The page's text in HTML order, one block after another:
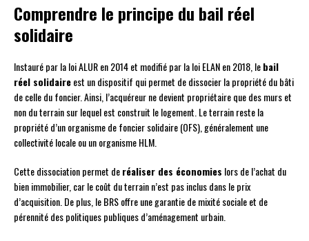
Comprendre le principe du bail réel
solidaire
Instauré par la loi ALUR en 2014 et modifié par la loi ELAN en 2018, lebail
réel solidaireest un dispositif qui permet de dissocier la propriété du bâti
de celle du foncier. Ainsi, l’acquéreur ne devient propriétaire que des murs et
non du terrain sur lequel est construit le logement. Le terrain reste la
propriété d’un organisme de foncier solidaire (OFS), généralement une
collectivité locale ou un organisme HLM.
Cette dissociation permet deréaliser des économies lors de l’achat du
bien immobilier, car le coût du terrain n’est pas inclus dans le prix
d’acquisition. De plus, le BRS offre une garantie de mixité sociale et de
pérennité des politiques publiques d’aménagement urbain.